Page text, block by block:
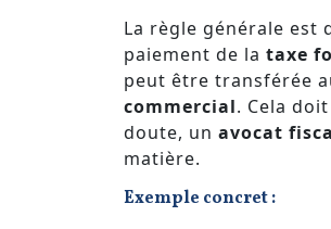
La règle générale est
paiement de la taxe
peut être transférée
commercial. Cela
doute, un avocat
matière.
Exemple concret :